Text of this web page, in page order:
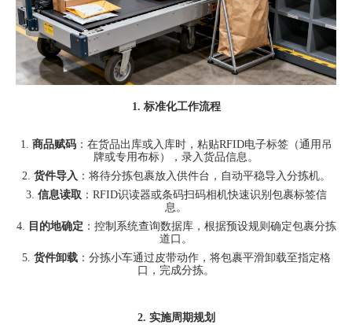
1. 标准化工作流程
1. 商品赋码：在货品出库或入库时，粘贴RFID电子标签（通用吊
牌或专用布标），录入货品信息。
2. 货件导入 ：将待分拣包裹放入供件台，自动平稳导入分拣机。
3. 信息读取 ： RFID识读器或条码扫码相机快速识别包裹标签信
息。
4. 目的地确定 ：控制系统查询数据库，根据预设规则确定包裹分拣
道口。
5. 货件卸载：分拣小车通过皮带动作，将包裹平滑卸载至指定格
口，完成分拣。
2. 实施周期规划